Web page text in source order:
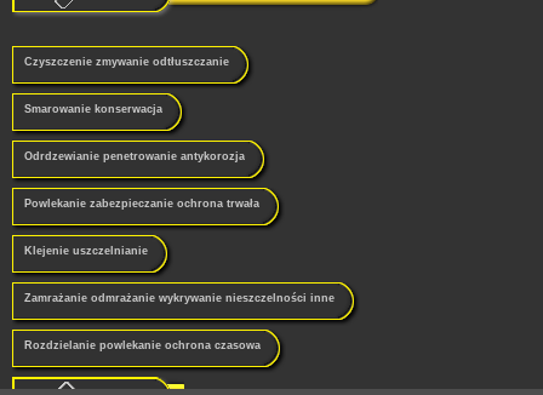
Czyszczenie zmywanie odtłuszczanie
Smarowanie konserwacja
Odrdzewianie penetrowanie antykorozja
Powlekanie zabezpieczanie ochrona trwała
Klejenie uszczelnianie
Zamrażanie odmrażanie wykrywanie nieszczelności inne
Rozdzielanie powlekanie ochrona czasowa